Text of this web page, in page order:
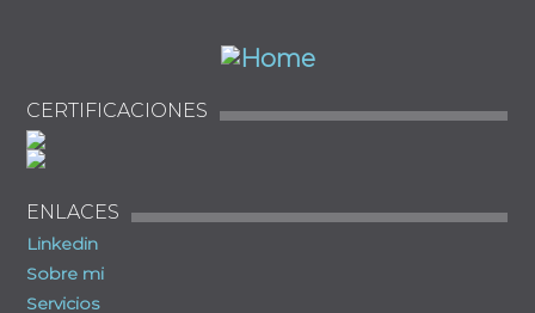
CERTIFICACIONES
ENLACES
Linkedin
Sobre mi
Servicios